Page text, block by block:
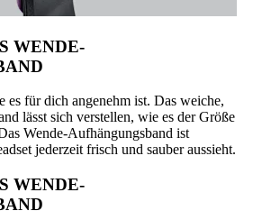
WENDE-
es für dich angenehm ist. Das weiche,
lässt sich verstellen, wie es der Größe
Wende-Aufhängungsband ist
jederzeit frisch und sauber aussieht.
WENDE-